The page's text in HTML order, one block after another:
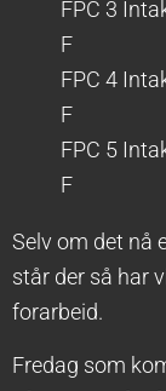
FPC 3
F
FPC 4
F
FPC 5
F
Selv om det nå
står der så har
forarbeid.
Fredag som